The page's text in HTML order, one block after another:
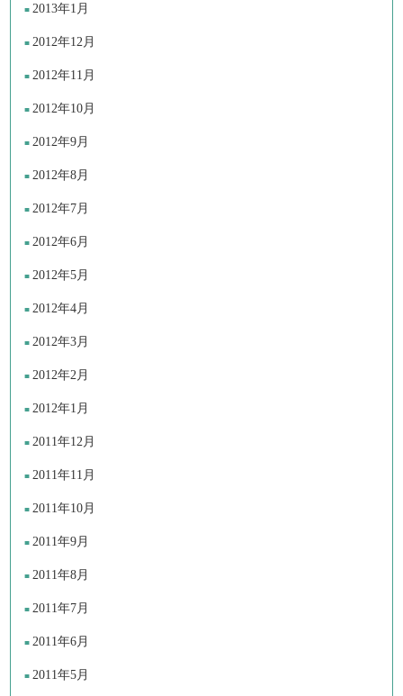
2013年1月
2012年12月
2012年11月
2012年10月
2012年9月
2012年8月
2012年7月
2012年6月
2012年5月
2012年4月
2012年3月
2012年2月
2012年1月
2011年12月
2011年11月
2011年10月
2011年9月
2011年8月
2011年7月
2011年6月
2011年5月